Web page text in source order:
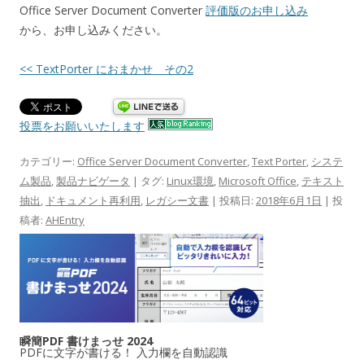
Office Server Document Converter 評価版のお申し込み
から、お申し込みください。
<< TextPorter におまかせ その2
投票をお願いいたします
カテゴリー: Office Server Document Converter,Text Porter, システ
ム製品,製品ナビゲータ | タグ: Linux環境, Microsoft Office, テキスト
抽出, ドキュメント再利用, レガシー文書 | 投稿日: 2018年6月1日 | 投
稿者: AHEntry
瞬簡PDF 書けまっせ 2024
PDFに文字が書ける！ 入力欄を自動認識